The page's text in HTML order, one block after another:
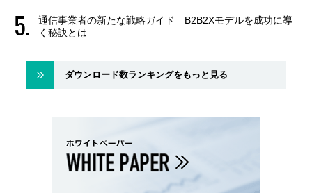
通信事業者の新たな戦略ガイド B2B2Xモデルを成功に導
く秘訣とは
ダウンロード数ランキングをもっと見る